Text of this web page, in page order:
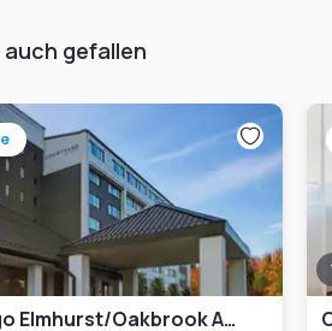
gefallen
Courtyard Chicago Elmhurst/Oakbrook Area